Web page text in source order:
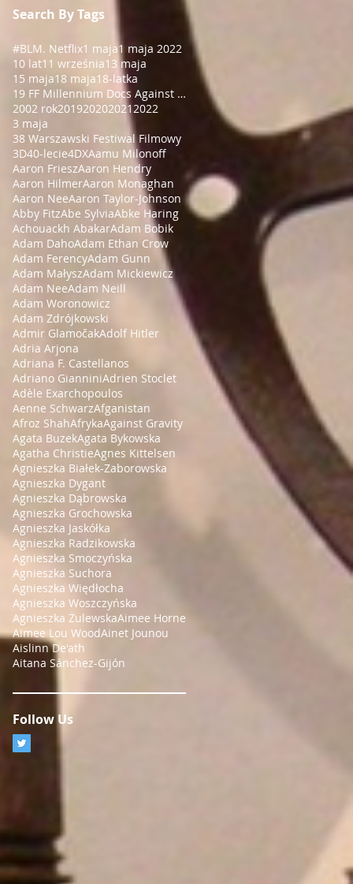
Search By Tags
#BLM. Netflix1 maja1 maja 2022
10 lat11 września13 maja
15 maja18 maja18-latka
19 FF Millennium Docs Against Gravity!
2002 rok2019202020212022
3 maja
38 Warszawski Festiwal Filmowy
3D40-lecie4DXAamu Milonoff
Aaron FrieszAaron Hendry
Aaron HilmerAaron Monaghan
Aaron NeeAaron Taylor-Johnson
Abby FitzAbe SylviaAbke Haring
Achouackh AbakarAdam Bobik
Adam DahoAdam Ethan Crow
Adam FerencyAdam Gunn
Adam MałyszAdam Mickiewicz
Adam NeeAdam Neill
Adam Woronowicz
Adam Zdrójkowski
Admir GlamočakAdolf Hitler
Adria Arjona
Adriana F. Castellanos
Adriano GianniniAdrien Stoclet
Adèle Exarchopoulos
Aenne SchwarzAfganistan
Afroz ShahAfrykaAgainst Gravity
Agata BuzekAgata Bykowska
Agatha ChristieAgnes Kittelsen
Agnieszka Białek-Zaborowska
Agnieszka Dygant
Agnieszka Dąbrowska
Agnieszka Grochowska
Agnieszka Jaskółka
Agnieszka Radzikowska
Agnieszka Smoczyńska
Agnieszka Suchora
Agnieszka Więdłocha
Agnieszka Woszczyńska
Agnieszka ŻulewskaAimee Horne
Aimee Lou WoodAinet Jounou
Aislinn De'ath
Aitana Sánchez-Gijón
Follow Us